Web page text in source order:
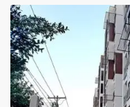
Previous